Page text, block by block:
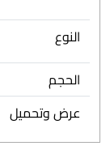
النوع
الحجم
عرض وتحميل